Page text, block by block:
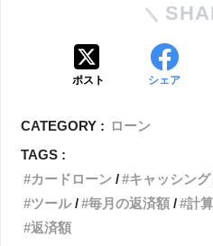
ポスト シェア
CATEGORY : ローン
TAGS :
カードローン
キャッシング
ツール
毎月の返済額 計算
返済額